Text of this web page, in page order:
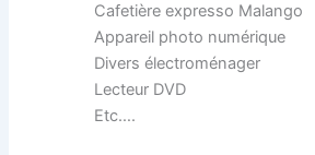
Cafetière expresso Malango
Appareil photo numérique
Divers électroménager
Lecteur DVD
Etc….